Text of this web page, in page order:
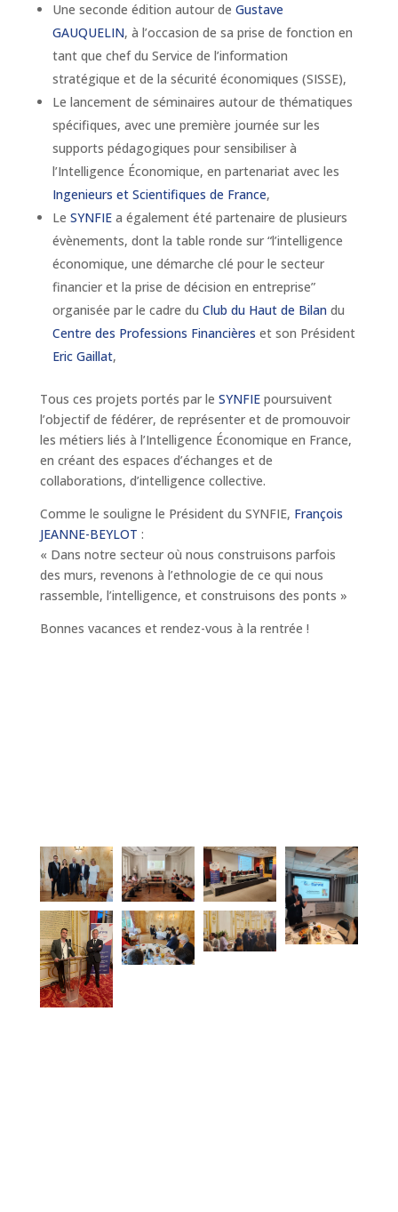
Une seconde édition autour de Gustave
GAUQUELIN, à l’occasion de sa prise de fonction en
tant que chef du Service de l’information
stratégique et de la sécurité économiques (SISSE),
Le lancement de séminaires autour de thématiques
spécifiques, avec une première journée sur les
supports pédagogiques pour sensibiliser à
l’Intelligence Économique, en partenariat avec les
Ingenieurs et Scientifiques de France,
Le SYNFIEa également été partenaire de plusieurs
évènements, dont la table ronde sur “l’intelligence
économique, une démarche clé pour le secteur
financier et la prise de décision en entreprise”
organisée par le cadre du Club du Haut de Bilandu
Centre des Professions Financières et son Président
Eric Gaillat,
Tous ces projets portés par le SYNFIEpoursuivent
l’objectif de fédérer, de représenter et de promouvoir
les métiers liés à l’Intelligence Économique en France,
en créant des espaces d’échanges et de
collaborations, d’intelligence collective.
Comme le souligne le Président du SYNFIE, François
JEANNE-BEYLOT :
« Dans notre secteur où nous construisons parfois
des murs, revenons à l’ethnologie de ce qui nous
rassemble, l’intelligence, et construisons des ponts »
Bonnes vacances et rendez-vous à la rentrée !